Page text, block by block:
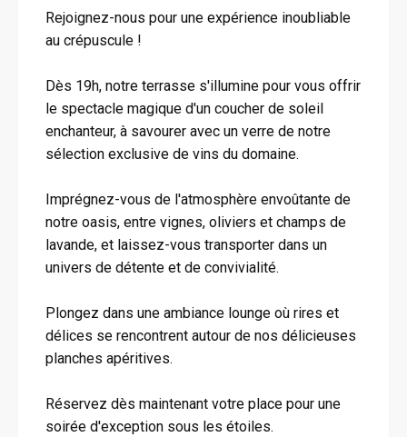
Rejoignez-nous pour une expérience inoubliable
au crépuscule !
Dès 19h, notre terrasse s'illumine pour vous offrir
le spectacle magique d'un coucher de soleil
enchanteur, à savourer avec un verre de notre
sélection exclusive de vins du domaine.
Imprégnez-vous de l'atmosphère envoûtante de
notre oasis, entre vignes, oliviers et champs de
lavande, et laissez-vous transporter dans un
univers de détente et de convivialité.
Plongez dans une ambiance lounge où rires et
délices se rencontrent autour de nos délicieuses
planches apéritives.
Réservez dès maintenant votre place pour une
soirée d'exception sous les étoiles.